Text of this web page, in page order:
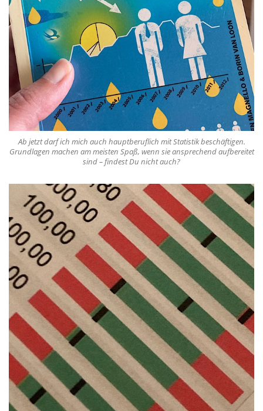
Ab jetzt darf ich mich auch hauptberuflich mit Statistik beschäftigen.
Grundlagen machen am meisten Spaß, wenn sie ansprechend aufbereitet
sind – findest Du nicht auch?